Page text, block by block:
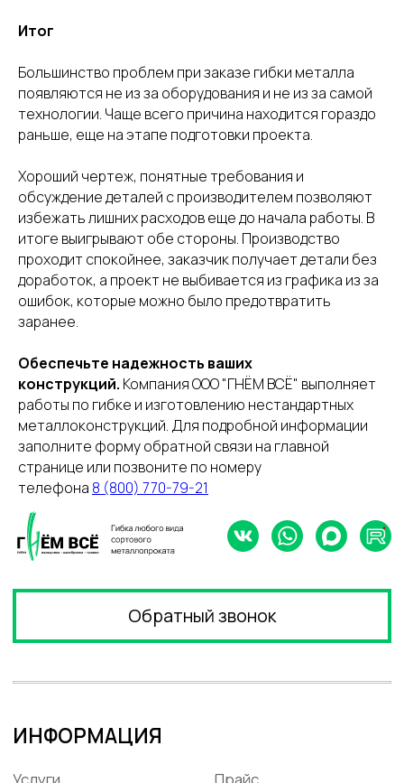
Итог
Большинство проблем при заказе гибки металла
появляются не из за оборудования и не из за самой
технологии. Чаще всего причина находится гораздо
раньше, еще на этапе подготовки проекта.
Хороший чертеж, понятные требования и
обсуждение деталей с производителем позволяют
избежать лишних расходов еще до начала работы. В
итоге выигрывают обе стороны. Производство
проходит спокойнее, заказчик получает детали без
доработок, а проект не выбивается из графика из за
ошибок, которые можно было предотвратить
заранее.
Обеспечьте надежность ваших
конструкций. Компания ООО "ГНЁМ ВСЁ" выполняет
работы по гибке и изготовлению нестандартных
металлоконструкций. Для подробной информации
заполните форму обратной связи на главной
странице или позвоните по номеру
телефона 8 (800) 770-79-21
8 (812) 331-99-47,
3319970@bk.ru
2026 © ООО «ГНЁМ ВСЁ»
Политика конфиденциальности